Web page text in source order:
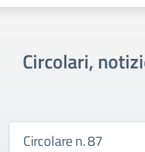
Circolari,
Circolare n. 87